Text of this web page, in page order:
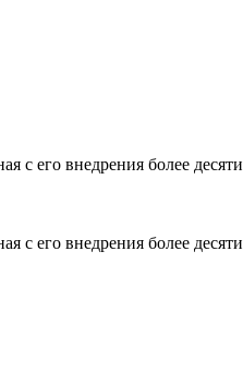
с его внедрения более десяти
с его внедрения более десяти